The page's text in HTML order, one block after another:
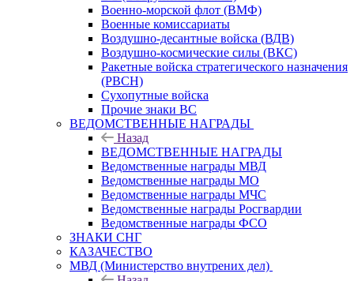
Военно-морской флот (ВМФ)
Военные комиссариаты
Воздушно-десантные войска (ВДВ)
Воздушно-космические силы (ВКС)
Ракетные войска стратегического назначения
(РВСН)
Сухопутные войска
Прочие знаки ВС
ВЕДОМСТВЕННЫЕ НАГРАДЫ
Назад
ВЕДОМСТВЕННЫЕ НАГРАДЫ
Ведомственные награды МВД
Ведомственные награды МО
Ведомственные награды МЧС
Ведомственные награды Росгвардии
Ведомственные награды ФСО
ЗНАКИ СНГ
КАЗАЧЕСТВО
МВД (Министерство внутрених дел)